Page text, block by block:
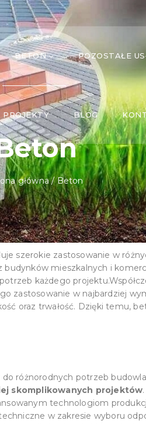
BETON POZOSTAŁE
PROJEKTY BLOG
główna / Beton
szerokie zastosowanie w
mieszkalnych i
każdego
zastosowanie w najbardziej
oraz trwałość. Dzięki temu,
różnorodnych potrzeb
skomplikowanych projektów
technologiom
w zakresie wyboru